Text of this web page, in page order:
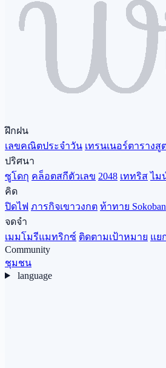
ฝึกฝน
เลขคณิตประจำวัน เทรนเนอร์ตาราง
ปริศนา
ซูโดกุ คล็อตสกีตัวเลข 2048 เททริส ไม
คิด
ปิดไฟ ภารกิจเขาวงกต ท้าทาย Sokoban
จดจำ
เมมโมรีแมทริกซ์ ติดตามเป้าหมาย แย
Community
ชุมชน
language